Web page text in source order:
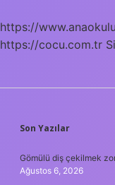
?
https://
https://cocu.com.tr
Son Yazılar
Gömülü diş çekilmek
Ağustos 6, 2026